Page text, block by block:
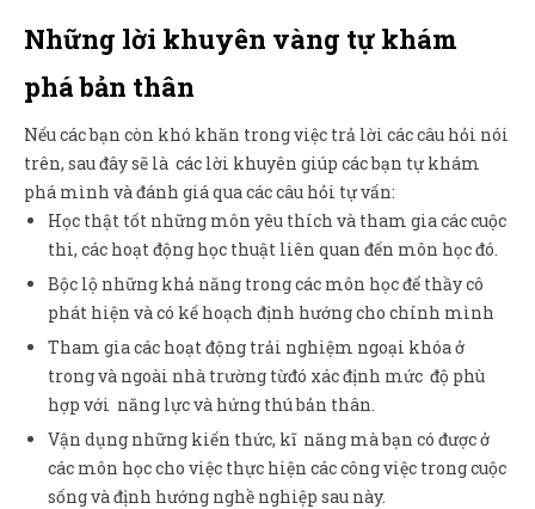
Những lời khuyên vàng tự khám
phá bản thân
Nếu các bạn còn khó khăn trong việc trả lời các câu hỏi nói
trên, sau đây sẽ là các lời khuyên giúp các bạn tự khám
phá mình và đánh giá qua các câu hỏi tự vấn:
Học thật tốt những môn yêu thích và tham gia các cuộc
thi, các hoạt động học thuật liên quan đến môn học đó.
Bộc lộ những khả năng trong các môn học để thầy cô
phát hiện và có kế hoạch định hướng cho chính mình
Tham gia các hoạt động trải nghiệm ngoại khóa ở
trong và ngoài nhà trường từđó xác định mức độ phù
hợp với năng lực và hứng thú bản thân.
Vận dụng những kiến thức, kĩ năng mà bạn có được ở
các môn học cho việc thực hiện các công việc trong cuộc
sống và định hướng nghề nghiệp sau này.